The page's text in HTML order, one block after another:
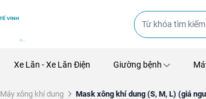
Xe Lăn - Xe Lăn Điện Giường bệnh
Máy xông khí dung Mask xông khí dung (S, M, L) (giá